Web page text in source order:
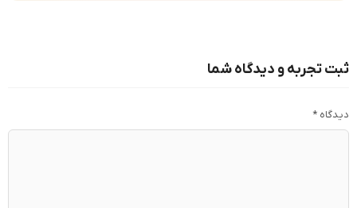
ثبت تجربه و دیدگاه شما
دیدگاه *